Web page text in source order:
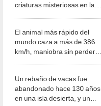
criaturas misteriosas en la
El animal más rápido del
mundo caza a más de 386
km/h, maniobra sin perder
Un rebaño de vacas fue
abandonado hace 130 años
en una isla desierta, y un